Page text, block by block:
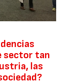
sector tan
las